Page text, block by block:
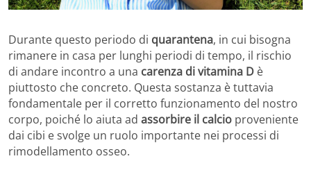
Durante questo periodo di quarantena, in cui bisogna
rimanere in casa per lunghi periodi di tempo, il rischio
di andare incontro a una carenza di vitamina D è
piuttosto che concreto. Questa sostanza è tuttavia
fondamentale per il corretto funzionamento del nostro
corpo, poiché lo aiuta ad assorbire il calcio proveniente
dai cibi e svolge un ruolo importante nei processi di
rimodellamento osseo.